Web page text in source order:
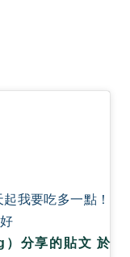
我要吃多一點！
）分享的貼文 於